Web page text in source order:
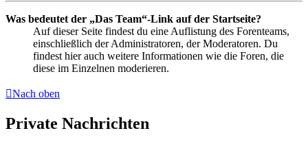
Was bedeutet der „Das Team“-Link auf der Startseite?
Auf dieser Seite findest du eine Auflistung des Forenteams,
einschließlich der Administratoren, der Moderatoren. Du
findest hier auch weitere Informationen wie die Foren, die
diese im Einzelnen moderieren.
Nach oben
Private Nachrichten